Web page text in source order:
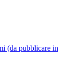
(da pubblicare in